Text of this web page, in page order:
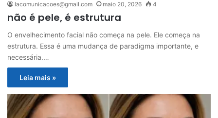
lacomunicacoes@gmail.com maio 20, 2026 4
não é pele, é estrutura
O envelhecimento facial não começa na pele. Ele começa na
estrutura. Essa é uma mudança de paradigma importante, e
necessária.…
Leia mais »